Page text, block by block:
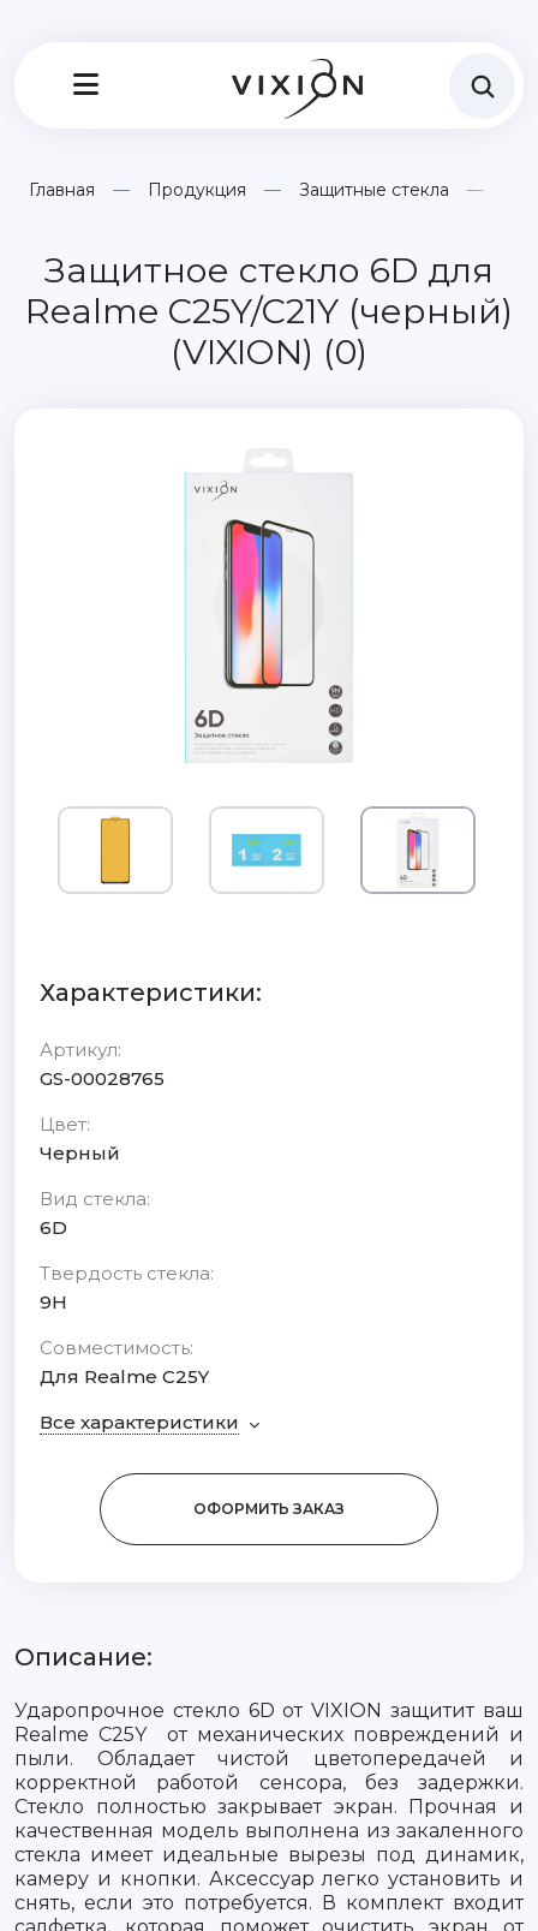
Главная Продукция Защитные стекла
Защитное стекло 6D для
Realme C25Y/C21Y (черный)
(VIXION) (0)
Характеристики:
Артикул:
GS-00028765
Цвет:
Черный
Вид стекла:
6D
Твердость стекла:
9H
Совместимость:
Для Realme C25Y
Все характеристики
ОФОРМИТЬ ЗАКАЗ
Описание:
Ударопрочное стекло 6D от VIXION защитит ваш
Realme C25Y от механических повреждений и
пыли. Обладает чистой цветопередачей и
корректной работой сенсора, без задержки.
Стекло полностью закрывает экран. Прочная и
качественная модель выполнена из закаленного
стекла имеет идеальные вырезы под динамик,
камеру и кнопки. Аксессуар легко установить и
снять, если это потребуется. В комплект входит